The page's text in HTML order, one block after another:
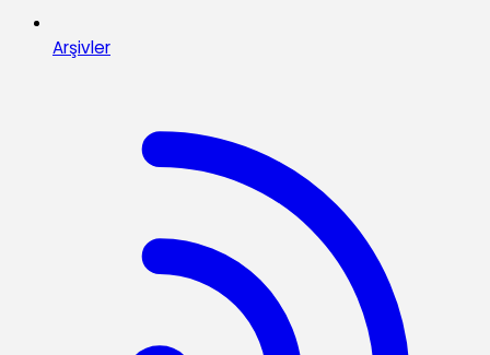
Arşivler